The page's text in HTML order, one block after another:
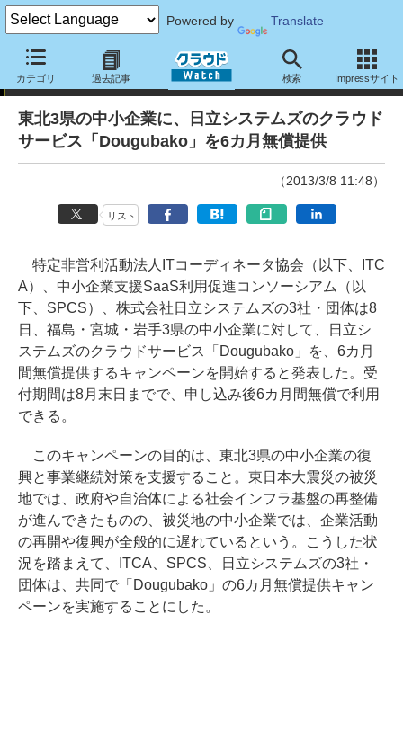
Powered by Translate
カテゴリ 過去記事 検索 Impressサイト
ニュース
東北3県の中小企業に、日立システムズのクラウド
サービス「Dougubako」を6カ月無償提供
（2013/3/8 11:48）
リスト
特定非営利活動法人ITコーディネータ協会（以下、ITC
A）、中小企業支援SaaS利用促進コンソーシアム（以
下、SPCS）、株式会社日立システムズの3社・団体は8
日、福島・宮城・岩手3県の中小企業に対して、日立シ
ステムズのクラウドサービス「Dougubako」を、6カ月
間無償提供するキャンペーンを開始すると発表した。受
付期間は8月末日までで、申し込み後6カ月間無償で利用
できる。
このキャンペーンの目的は、東北3県の中小企業の復
興と事業継続対策を支援すること。東日本大震災の被災
地では、政府や自治体による社会インフラ基盤の再整備
が進んできたものの、被災地の中小企業では、企業活動
の再開や復興が全般的に遅れているという。こうした状
況を踏まえて、ITCA、SPCS、日立システムズの3社・
団体は、共同で「Dougubako」の6カ月無償提供キャン
ペーンを実施することにした。